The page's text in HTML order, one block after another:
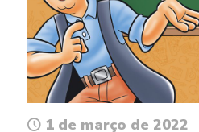
1 de março de 2022